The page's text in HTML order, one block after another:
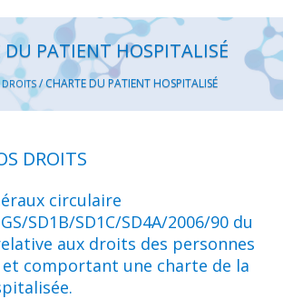
DU PATIENT HOSPITALISÉ
/CHARTE DU PATIENT HOSPITALISÉ
DROITS
circulaire
SD1B/SD1C/SD4A/2006/90 du
aux droits des personnes
comportant une charte de la